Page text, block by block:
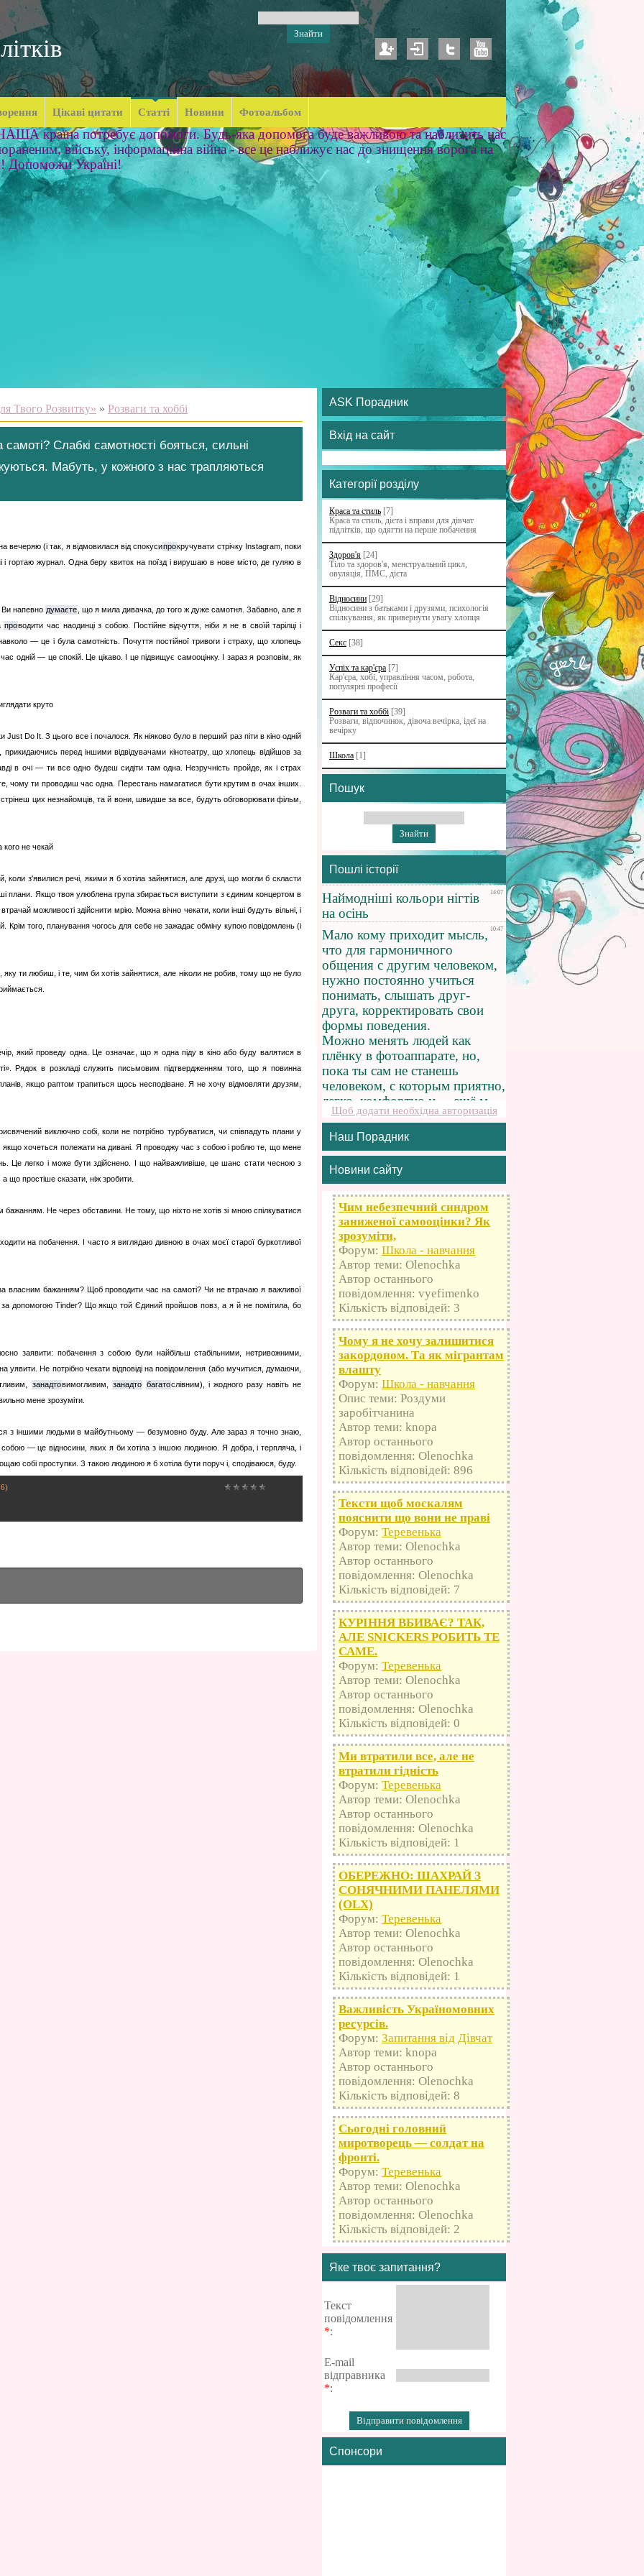
Цікаві цитати Статті Новини Фотоальбом
країна потребує допомоги. Будь-яка допомога буде важливою та наблизить нас
війську, інформаційна війна - все це наближує нас до знищення ворога на
Допоможи Україні!
Твого Розвитку» » Розваги та хоббі
Слабкі самотності бояться, сильні
Мабуть, у кожного з нас трапляються
вечеряю (і так, я відмовилася від спокусипрокручувати стрічку Instagram, поки
гортаю журнал. Одна беру квиток на поїзд і вирушаю в нове місто, де гуляю в
напевно думаєте , що я мила дивачка, до того ж дуже самотня. Забавно, але я
проводити час наодинці з собою. Постійне відчуття, ніби я не в своїй тарілці і
— це і була самотність. Почуття постійної тривоги і страху, що хлопець
одній — це спокій. Це цікаво. І це підвищує самооцінку. І зараз я розповім, як
круто
Do It. З цього все і почалося. Як ніяково було в перший раз піти в кіно одній
прикидаючись перед іншими відвідувачами кінотеатру, що хлопець відійшов за
в очі — ти все одно будеш сидіти там одна. Незручність пройде, як і страх
чому ти проводиш час одна. Перестань намагатися бути крутим в очах інших.
цих незнайомців, та й вони, швидше за все, будуть обговорювати фільм,
кого не чекай
коли з'явилися речі, якими я б хотіла зайнятися, але друзі, що могли б скласти
плани. Якщо твоя улюблена група збирається виступити з єдиним концертом в
можливості здійснити мрію. Можна вічно чекати, коли інші будуть вільні, і
Крім того, планування чогось для себе не зажадає обміну купою повідомлень (і
ти любиш, і те, чим би хотів зайнятися, але ніколи не робив, тому що не було
який проведу одна. Це означає, що я одна піду в кіно або буду валятися в
Рядок в розкладі служить письмовим підтвердженням того, що я повинна
якщо раптом трапиться щось несподіване. Я не хочу відмовляти друзям,
виключно собі, коли не потрібно турбуватися, чи співпадуть плани у
якщо хочеться полежати на дивані. Я проводжу час з собою і роблю те, що мене
Це легко і може бути здійснено. І що найважливіше, це шанс стати чесною з
що простіше сказати, ніж зробити.
Не через обставини. Не тому, що ніхто не хотів зі мною спілкуватися
на побачення. І часто я виглядаю дивною в очах моєї старої буркотливої
власним бажанням? Щоб проводити час на самоті? Чи не втрачаю я важливої
допомогою Tinder? Що якщо той Єдиний пройшов повз, а я й не помітила, бо
заявити: побачення з собою були найбільш стабільними, нетривожними,
уявити. Не потрібно чекати відповіді на повідомлення (або мучитися, думаючи,
занадтовимогливим, занадто багатослівним), і жодного разу навіть не
мене зрозуміти.
з іншими людьми в майбутньому — безумовно буду. Але зараз я точно знаю,
— це відносини, яких я би хотіла з іншою людиною. Я добра, і терпляча, і
собі проступки. З такою людиною я б хотіла бути поруч і, сподіваюся, буду.
ASK Порадник
Вхід на сайт
Категорії розділу
Краса та стиль [7]
Краса та стиль, дієта і вправи для дівчат
підлітків, що одягти на перше побачення
Здоров'я [24]
Тіло та здоров'я, менструальний цикл,
овуляція, ПМС, дієта
Відносини [29]
Відносини з батьками i друзями, психологія
спілкування, як привернути увагу хлопця
Секс [38]
Успіх та кар'єра [7]
Кар'єра, хобі, управління часом, робота,
популярні професії
Розваги та хоббі [39]
Розваги, відпочинок, дівоча вечірка, ідеї на
вечірку
Школа [1]
Пошук
Пошлі історії
Щоб додати необхідна авторизація
Наш Порадник
Новини сайту
Чим небезпечний синдром
заниженої самооцінки? Як
зрозуміти,
Форум: Школа - навчання
Автор теми: Olenochka
Автор останнього
повідомлення: vyefimenko
Кількість відповідей: 3
Чому я не хочу залишитися
закордоном. Та як мігрантам
влашту
Форум: Школа - навчання
Опис теми: Роздуми
заробітчанина
Автор теми: knopa
Автор останнього
повідомлення: Olenochka
Кількість відповідей: 896
Тексти щоб москалям
пояснити що вони не праві
Форум: Теревенька
Автор теми: Olenochka
Автор останнього
повідомлення: Olenochka
Кількість відповідей: 7
КУРІННЯ ВБИВАЄ? ТАК,
АЛЕ SNICKERS РОБИТЬ ТЕ
САМЕ.
Форум: Теревенька
Автор теми: Olenochka
Автор останнього
повідомлення: Olenochka
Кількість відповідей: 0
Ми втратили все, але не
втратили гідність
Форум: Теревенька
Автор теми: Olenochka
Автор останнього
повідомлення: Olenochka
Кількість відповідей: 1
ОБЕРЕЖНО: ШАХРАЙ З
СОНЯЧНИМИ ПАНЕЛЯМИ
(OLX)
Форум: Теревенька
Автор теми: Olenochka
Автор останнього
повідомлення: Olenochka
Кількість відповідей: 1
Важливість Україномовних
ресурсів.
Форум: Запитання від Дівчат
Автор теми: knopa
Автор останнього
повідомлення: Olenochka
Кількість відповідей: 8
Сьогодні головний
миротворець — солдат на
фронті.
Форум: Теревенька
Автор теми: Olenochka
Автор останнього
повідомлення: Olenochka
Кількість відповідей: 2
Яке твоє запитання?
Текст
повідомлення
*:
E-mail
відправника
*:
Спонсори